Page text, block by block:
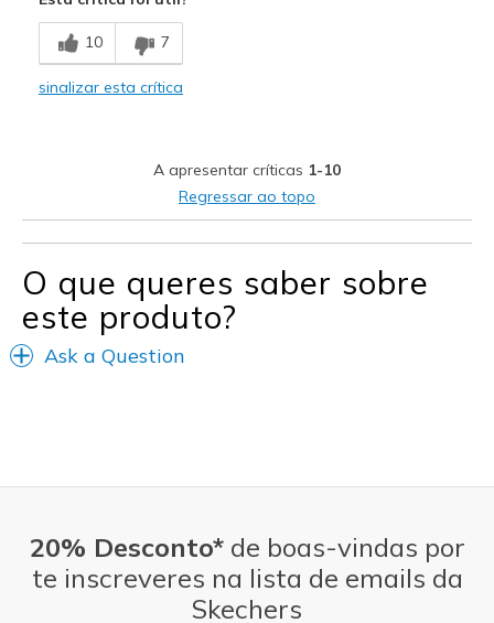
Melhores utilizações
Casual Wear
Shoes are for Wearing
10 7
sinalizar esta crítica
A apresentar críticas 1-10
Regressar ao topo
O que queres saber sobre
este produto?
Ask a Question
20% Desconto*de boas-vindas por
te inscreveres na lista de emails da
Skechers